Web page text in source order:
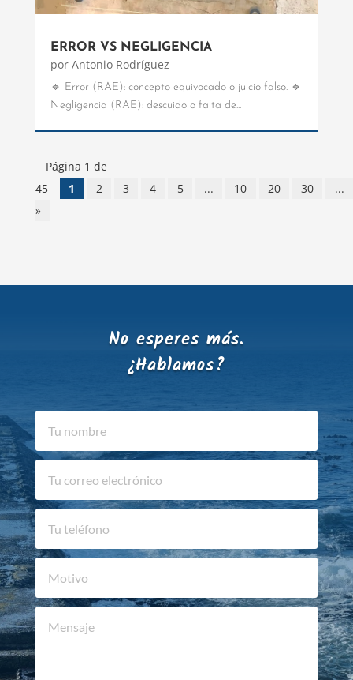
ERROR VS NEGLIGENCIA
por Antonio Rodríguez
🔹 Error (RAE): concepto equivocado o juicio falso. 🔹
Negligencia (RAE): descuido o falta de...
Página 1 de
45
1 2 3 4 5 ... 10 20 30
...
»
No esperes más.
¿Hablamos?